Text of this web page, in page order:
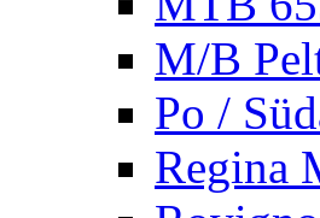
M/B
Po /
Regina